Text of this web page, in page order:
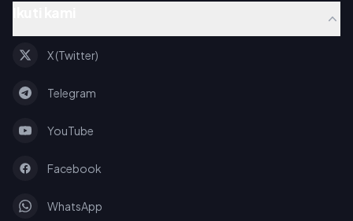
X (Twitter)
Telegram
YouTube
Facebook
WhatsApp